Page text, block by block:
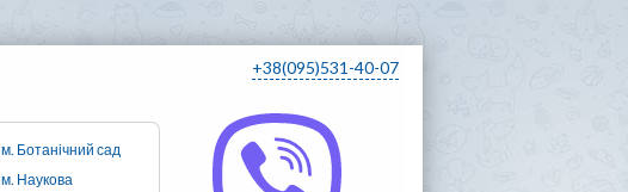
+38(095)531-40-07
м. Ботанічний сад
м. Наукова